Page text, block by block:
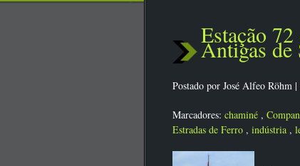
Estação
Antigas de
Postado por José Alfeo Röhm |
Marcadores: chaminé ,
Estradas de Ferro , indústria ,